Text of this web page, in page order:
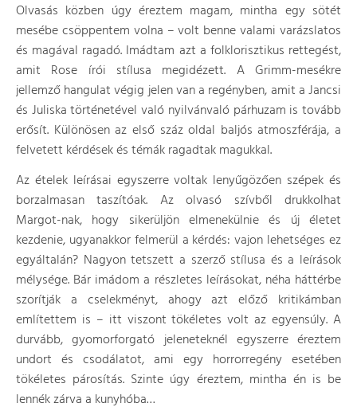
Olvasás közben úgy éreztem magam, mintha egy sötét
mesébe csöppentem volna – volt benne valami varázslatos
és magával ragadó. Imádtam azt a folklorisztikus rettegést,
amit Rose írói stílusa megidézett. A Grimm-mesékre
jellemző hangulat végig jelen van a regényben, amit a Jancsi
és Juliska történetével való nyilvánvaló párhuzam is tovább
erősít. Különösen az első száz oldal baljós atmoszférája, a
felvetett kérdések és témák ragadtak magukkal.
Az ételek leírásai egyszerre voltak lenyűgözően szépek és
borzalmasan taszítóak. Az olvasó szívből drukkolhat
Margot-nak, hogy sikerüljön elmenekülnie és új életet
kezdenie, ugyanakkor felmerül a kérdés: vajon lehetséges ez
egyáltalán? Nagyon tetszett a szerző stílusa és a leírások
mélysége. Bár imádom a részletes leírásokat, néha háttérbe
szorítják a cselekményt, ahogy azt előző kritikámban
említettem is – itt viszont tökéletes volt az egyensúly. A
durvább, gyomorforgató jeleneteknél egyszerre éreztem
undort és csodálatot, ami egy horrorregény esetében
tökéletes párosítás. Szinte úgy éreztem, mintha én is be
lennék zárva a kunyhóba…